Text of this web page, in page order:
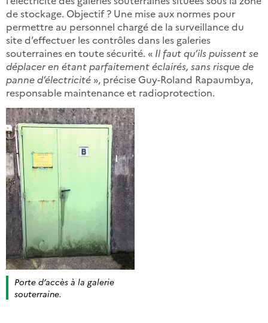
de stockage. Objectif ? Une mise aux normes pour
permettre au personnel chargé de la surveillance du
site d’effectuer les contrôles dans les galeries
souterraines en toute sécurité. « Il faut qu’ils puissent se
déplacer en étant parfaitement éclairés, sans risque de
panne d’électricité », précise Guy-Roland Rapaumbya,
responsable maintenance et radioprotection.
Porte d’accès à la galerie
souterraine.